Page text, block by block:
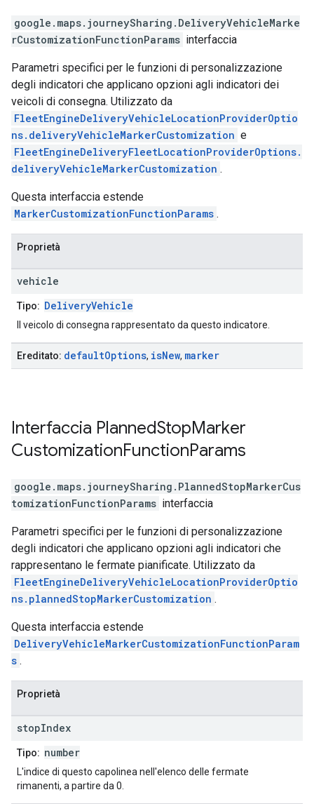
google.maps.journeySharing . DeliveryVehicleMarke
rCustomizationFunctionParams interfaccia
Parametri specifici per le funzioni di personalizzazione
degli indicatori che applicano opzioni agli indicatori dei
veicoli di consegna. Utilizzato da
FleetEngineDeliveryVehicleLocationProviderOptio
ns.deliveryVehicleMarkerCustomization e
FleetEngineDeliveryFleetLocationProviderOptions.
deliveryVehicleMarkerCustomization .
Questa interfaccia estende
MarkerCustomizationFunctionParams .
Proprietà
vehicle
Tipo: DeliveryVehicle
Il veicolo di consegna rappresentato da questo indicatore.
Ereditato: defaultOptions, isNew, marker
Interfaccia PlannedStopMarker
CustomizationFunctionParams
google.maps.journeySharing . PlannedStopMarkerCus
tomizationFunctionParams interfaccia
Parametri specifici per le funzioni di personalizzazione
degli indicatori che applicano opzioni agli indicatori che
rappresentano le fermate pianificate. Utilizzato da
FleetEngineDeliveryVehicleLocationProviderOptio
ns.plannedStopMarkerCustomization .
Questa interfaccia estende
DeliveryVehicleMarkerCustomizationFunctionParam
s .
Proprietà
stopIndex
Tipo: number
L'indice di questo capolinea nell'elenco delle fermate
rimanenti, a partire da 0.